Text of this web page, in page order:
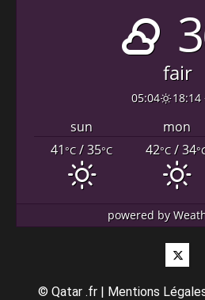
fair
05:04 18:14
sun mon
41°C/ 35°C 42°C/ 34
powered by
Twitter
© Qatar .fr | Mentions